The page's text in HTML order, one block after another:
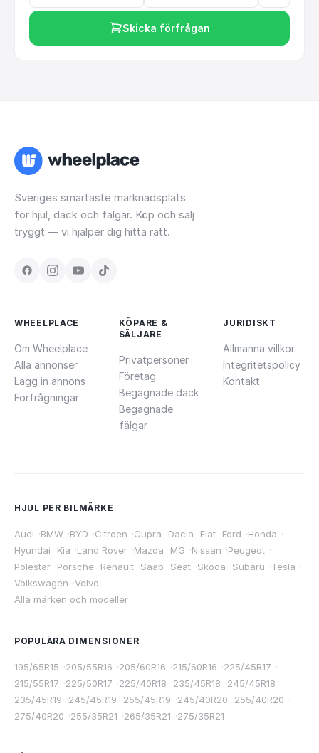
Skicka förfrågan
Sveriges smartaste marknadsplats
för hjul, däck och fälgar. Köp och sälj
tryggt — vi hjälper dig hitta rätt.
WHEELPLACE
Om Wheelplace
Alla annonser
Lägg in annons
Förfrågningar
KÖPARE &
SÄLJARE
Privatpersoner
Företag
Begagnade däck
Begagnade
fälgar
JURIDISKT
Allmänna villkor
Integritetspolicy
Kontakt
HJUL PER BILMÄRKE
Audi ·BMW ·BYD ·Citroen ·Cupra ·Dacia ·Fiat ·Ford ·Honda ·
Hyundai ·Kia ·Land Rover ·Mazda ·MG ·Nissan ·Peugeot ·
Polestar ·Porsche ·Renault ·Saab ·Seat ·Skoda ·Subaru ·Tesla ·
Volkswagen ·Volvo
Alla märken och modeller
POPULÄRA DIMENSIONER
195/65R15 ·205/55R16 ·205/60R16 ·215/60R16 ·225/45R17 ·
215/55R17 ·225/50R17 ·225/40R18 ·235/45R18 ·245/45R18 ·
235/45R19 ·245/45R19 ·255/45R19 ·245/40R20 ·255/40R20 ·
275/40R20 ·255/35R21 ·265/35R21 ·275/35R21